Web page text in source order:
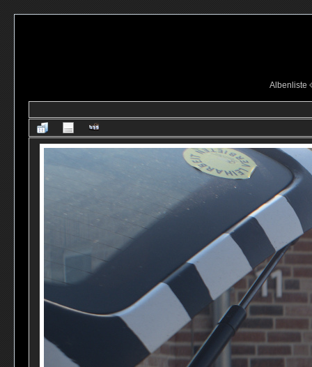
Albenliste